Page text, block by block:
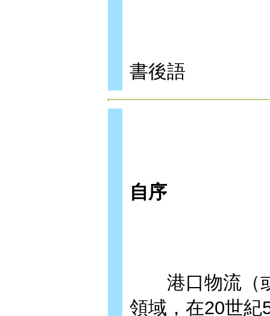
書後語
自序
港口物流（或
領域，在20世紀